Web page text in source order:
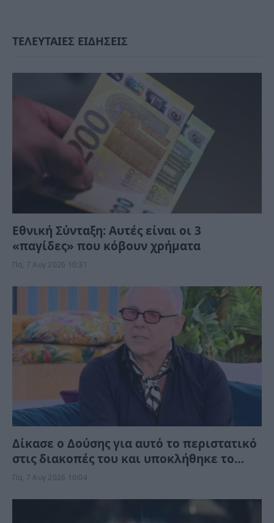
ΤΕΛΕΥΤΑΙΕΣ ΕΙΔΗΣΕΙΣ
Εθνική Σύνταξη: Αυτές είναι οι 3
«παγίδες» που κόβουν χρήματα
Πα, 7 Αυγ 2026 10:31
Δίκασε ο Δούσης για αυτό το περιστατικό
στις διακοπές του και υποκλήθηκε το
ίντερνετ – “Θέλεις να κάνεις την παραλία
Πα, 7 Αυγ 2026 10:04